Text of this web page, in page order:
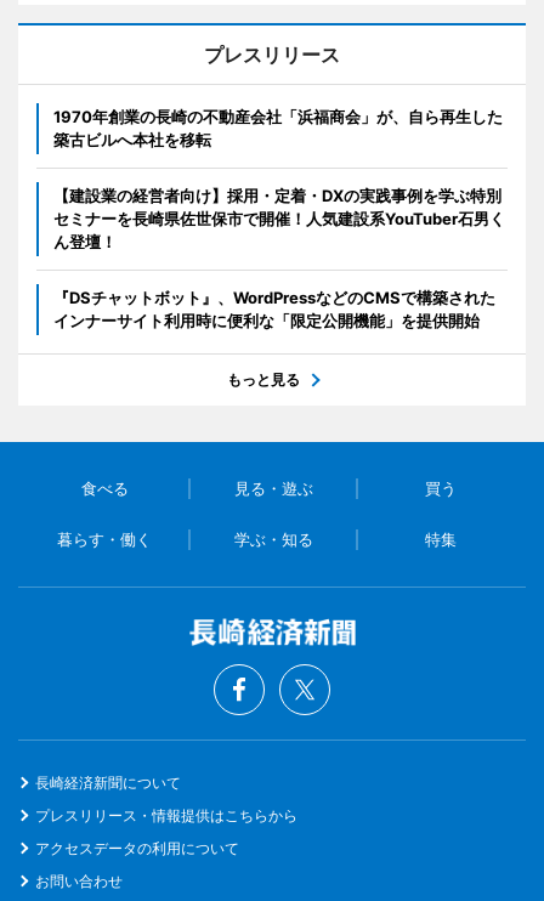
プレスリリース
1970年創業の長崎の不動産会社「浜福商会」が、自ら再生した
築古ビルへ本社を移転
【建設業の経営者向け】採用・定着・DXの実践事例を学ぶ特別
セミナーを長崎県佐世保市で開催！人気建設系YouTuber石男く
ん登壇！
『DSチャットボット』、WordPressなどのCMSで構築された
インナーサイト利用時に便利な「限定公開機能」を提供開始
もっと見る
食べる 見る・遊ぶ 買う
暮らす・働く 学ぶ・知る 特集
長崎経済新聞について
プレスリリース・情報提供はこちらから
アクセスデータの利用について
お問い合わせ